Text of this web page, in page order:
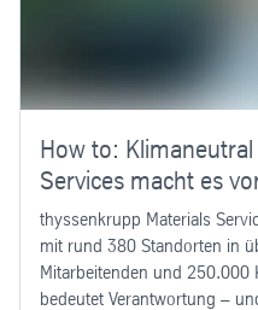
How to:
Services macht es
thyssenkrupp Materials
mit rund 380 Standorten in
Mitarbeitenden und 250.000
bedeutet Verantwortung –